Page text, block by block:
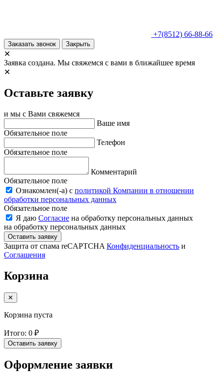
+7(8512) 66-88-66
Заказать звонок Закрыть
✕
Заявка создана. Мы свяжемся с вами в ближайшее время
✕
Оставьте заявку
и мы с Вами свяжемся
Ваше имя
Обязательное поле
Телефон
Обязательное поле
Комментарий
Обязательное поле
Ознакомлен(-a) с политикой Компании в отношении
обработки персональных данных
Обязательное поле
Я даю Согласие на обработку персональных данных
на обработку персональных данных
Оставить заявку
Защита от спама reCAPTCHA Конфиденциальность и
Соглашения
Корзина
✕
Корзина пуста
Итого: 0 ₽
Оставить заявку
Оформление заявки